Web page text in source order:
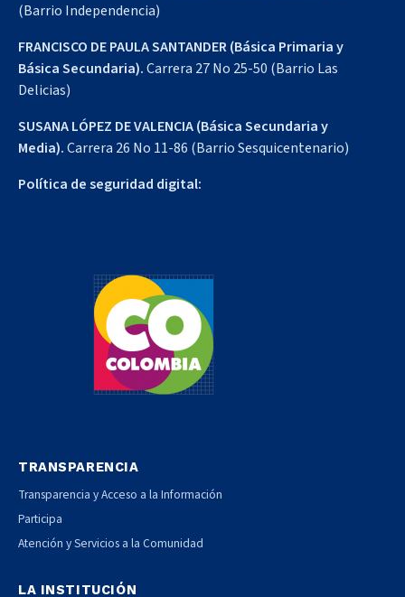
(Barrio Independencia)
FRANCISCO DE PAULA SANTANDER (Básica Primaria y
Básica Secundaria).Carrera 27 No 25-50 (Barrio Las
Delicias)
SUSANA LÓPEZ DE VALENCIA (Básica Secundaria y
Media).Carrera 26 No 11-86 (Barrio Sesquicentenario)
Política de seguridad digital:
TRANSPARENCIA
Transparencia y Acceso a la Información
Participa
Atención y Servicios a la Comunidad
LA INSTITUCIÓN